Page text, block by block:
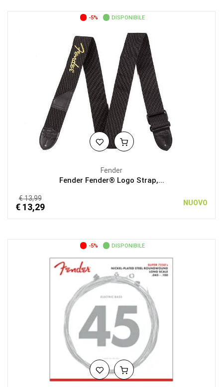
-5% DISPONIBILE
Fender
Fender Fender® Logo Strap,...
€ 13,99
€ 13,29 NUOVO
-5% DISPONIBILE